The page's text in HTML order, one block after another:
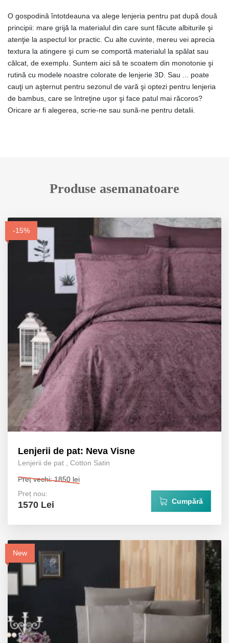
O gospodină întotdeauna va alege lenjeria pentru pat după două
principii: mare grijă la materialul din care sunt făcute albiturile şi
atenţie la aspectul lor practic. Cu alte cuvinte, mereu vei aprecia
textura la atingere şi cum se comportă materialul la spălat sau
călcat, de exemplu. Suntem aici să te scoatem din monotonie şi
rutină cu modele noastre colorate de lenjerie 3D. Sau ... poate
cauţi un aşternut pentru sezonul de vară şi optezi pentru lenjeria
de bambus, care se întreţine uşor şi face patul mai răcoros?
Oricare ar fi alegerea, scrie-ne sau sună-ne pentru detalii.
Produse asemanatoare
-15%
Lenjerii de pat: Neva Visne
Lenjerii de pat
Cotton Satin
Preț vechi: 1850 lei
Preț nou:
1570 Lei Cumpără
New